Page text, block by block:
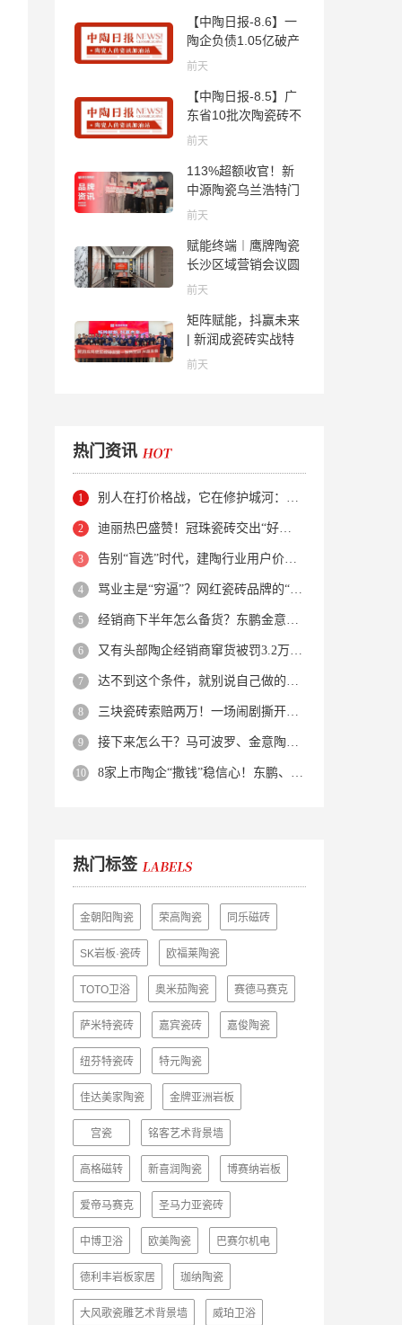
【中陶日报-8.6】一
陶企负债1.05亿破产
清算；东鹏拟延长基
开展建陶行业能效领
跑者企业推荐工作
前天
【中陶日报-8.5】广
东省10批次陶瓷砖不
合格；科达购买特福
过；蒙娜丽莎5千万
回购股份；建霖家居
海外产能突破18亿元
前天
113%超额收官！新
中源陶瓷乌兰浩特门
店周年活动圆满落幕
前天
赋能终端︱鹰牌陶瓷
长沙区域营销会议圆
满举行，共探渠道拓
前天
矩阵赋能，抖赢未来
| 新润成瓷砖实战特
训营成功举办，吹响
前天
热门资讯
别人在打价格战，它在修护城河：新明珠岩板的逆势密码
迪丽热巴盛赞！冠珠瓷砖交出“好房子”的标准答卷
告别“盲选”时代，建陶行业用户价值正在被改写！
骂业主是“穷逼”？网红瓷砖品牌的“真实面目”被揭开了！
经销商下半年怎么备货？东鹏金意陶马可波罗等10大品牌集体亮剑
又有头部陶企经销商窜货被罚3.2万！品牌区域保护岌岌可危？
达不到这个条件，就别说自己做的是质感砖！
三块瓷砖索赔两万！一场闹剧撕开了装修“碰瓷”的遮羞布
接下来怎么干？马可波罗、金意陶、蒙娜丽莎、箭牌、欧神诺、宏宇…
8家上市陶企“撒钱”稳信心！东鹏、蒙娜丽莎等启动回购增持
热门标签
金朝阳陶瓷 荣高陶瓷 同乐磁砖
SK岩板·瓷砖 欧福莱陶瓷
TOTO卫浴 奥米茄陶瓷 赛德马赛克
萨米特瓷砖 嘉宾瓷砖 嘉俊陶瓷
纽芬特瓷砖 特元陶瓷
佳达美家陶瓷 金牌亚洲岩板
宫瓷 铭客艺术背景墙
高格磁转 新喜润陶瓷 博赛纳岩板
爱帝马赛克 圣马力亚瓷砖
中博卫浴 欧美陶瓷 巴赛尔机电
德利丰岩板家居 珈纳陶瓷
大风歌瓷雕艺术背景墙 威珀卫浴